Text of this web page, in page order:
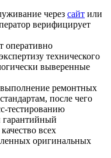
через сайт или
верифицирует
оперативно
технического
выверенные
выполнение ремонтных
после чего
тестированию
всех
оригинальных